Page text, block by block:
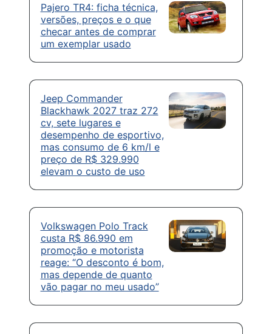
Pajero TR4: ficha técnica,
versões, preços e o que
checar antes de comprar
um exemplar usado
Jeep Commander
Blackhawk 2027 traz 272
cv, sete lugares e
desempenho de esportivo,
mas consumo de 6 km/l e
preço de R$ 329.990
elevam o custo de uso
Volkswagen Polo Track
custa R$ 86.990 em
promoção e motorista
reage: “O desconto é bom,
mas depende de quanto
vão pagar no meu usado”